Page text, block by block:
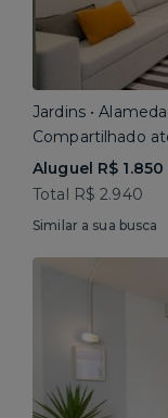
Jardins •
Compartilhado
Aluguel R$ 1.850
Total R$ 2.940
Similar a sua busca